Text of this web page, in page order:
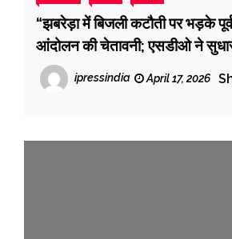
“झबरेड़ा में बिजली कटौती पर भड़के
आंदोलन की चेतावनी; एसडीओ ने सुधार
आश्वासन”
ipressindia April 17, 2026